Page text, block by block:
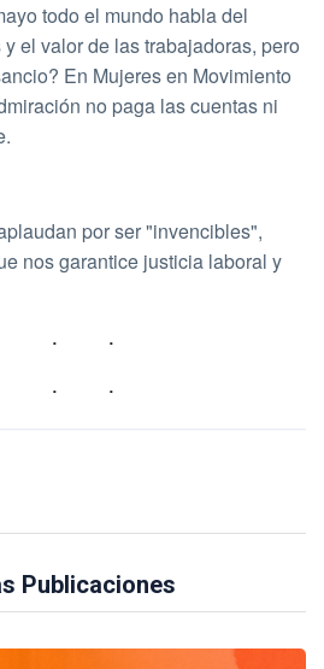
todo el mundo habla del
el valor de las trabajadoras, pero
En Mujeres en Movimiento
no paga las cuentas ni
por ser "invencibles",
nos garantice justicia laboral y
Publicaciones